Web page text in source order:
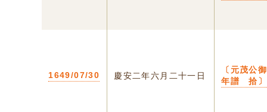
1649/07/30 慶安二年六月二十一日
〔元茂公御
年譜 拾〕